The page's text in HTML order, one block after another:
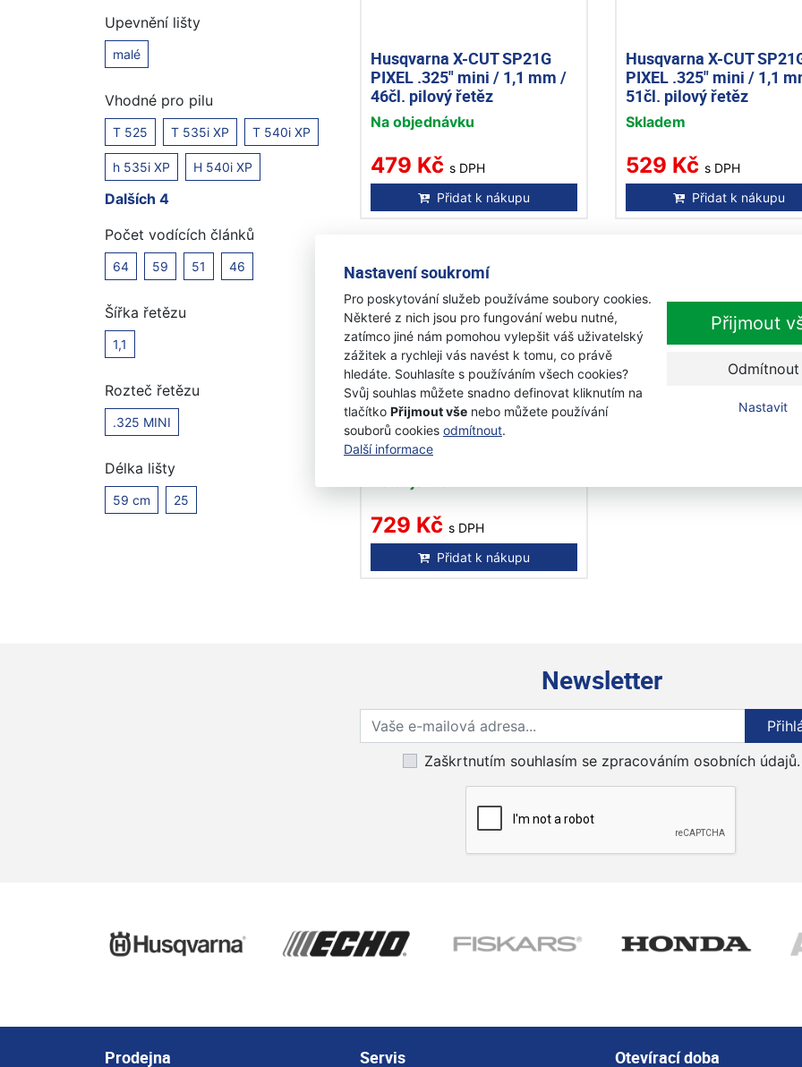
Nastavení soukromí
Pro poskytování služeb používáme soubory cookies.
Některé z nich jsou pro fungování webu nutné,
zatímco jiné nám pomohou vylepšit váš uživatelský
zážitek a rychleji vás navést k tomu, co právě
hledáte. Souhlasíte s používáním všech cookies?
Svůj souhlas můžete snadno definovat kliknutím na
tlačítko Přijmout vše nebo můžete používání
souborů cookies odmítnout.
Další informace
Přijmout
Odmítnout
Nastavit
Upevnění lišty
malé
Vhodné pro pilu
T 525 T 535i XP T 540i XP
h 535i XP H 540i XP
Dalších 4
Počet vodících článků
64 59 51 46
Šířka řetězu
1,1
Rozteč řetězu
.325 MINI
Délka lišty
59 cm 25
Husqvarna X-CUT SP21G
PIXEL .325" mini / 1,1 mm /
46čl. pilový řetěz
Na objednávku
479 Kč s DPH
Přidat k nákupu
Husqvarna X-CUT
PIXEL .325" mini / 1,1
51čl. pilový řetěz
Skladem
529 Kč s DPH
Přidat k nákupu
Husqvarna SP21G PIXEL
.325" mini / 1,1 mm / 64čl.
pilový řetěz X-CUT
729 Kč s DPH
Přidat k nákupu
Newsletter
Přihlaste se k odběru novinek
Zaškrtnutím souhlasím se zpracováním osobních údajů.
Prodejna Servis Otevírací doba